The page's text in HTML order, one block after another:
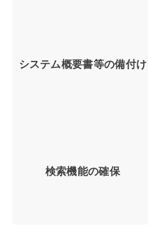
システム概要書等の備付け
検索機能の確保